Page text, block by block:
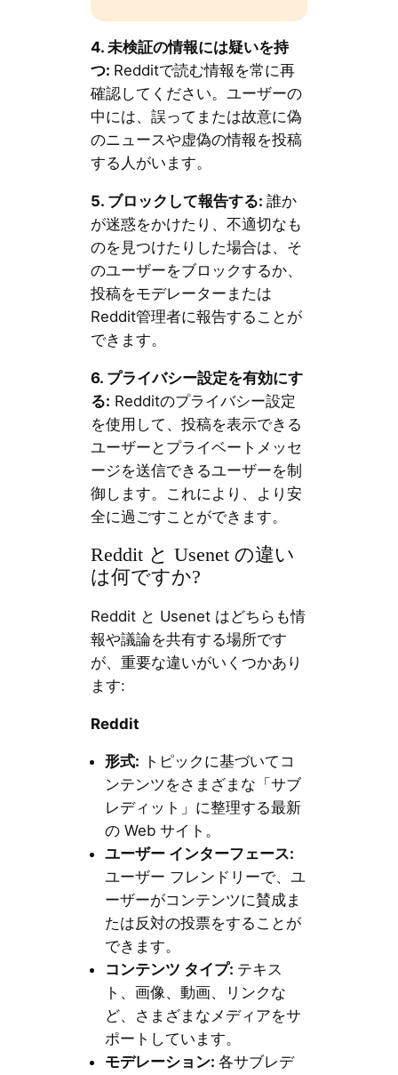
4. 未検証の情報には疑いを持
つ: Redditで読む情報を常に再
確認してください。ユーザーの
中には、誤ってまたは故意に偽
のニュースや虚偽の情報を投稿
する人がいます。
5. ブロックして報告する: 誰か
が迷惑をかけたり、不適切なも
のを見つけたりした場合は、そ
のユーザーをブロックするか、
投稿をモデレーターまたは
Reddit管理者に報告することが
できます。
6. プライバシー設定を有効にす
る: Redditのプライバシー設定
を使用して、投稿を表示できる
ユーザーとプライベートメッセ
ージを送信できるユーザーを制
御します。これにより、より安
全に過ごすことができます。
Reddit と Usenet の違い
は何ですか?
Reddit と Usenet はどちらも情
報や議論を共有する場所です
が、重要な違いがいくつかあり
ます:
Reddit
形式: トピックに基づいてコ
ンテンツをさまざまな「サブ
レディット」に整理する最新
の Web サイト。
ユーザー インターフェース:
ユーザー フレンドリーで、ユ
ーザーがコンテンツに賛成ま
たは反対の投票をすることが
できます。
コンテンツ タイプ: テキス
ト、画像、動画、リンクな
ど、さまざまなメディアをサ
ポートしています。
モデレーション: 各サブレデ